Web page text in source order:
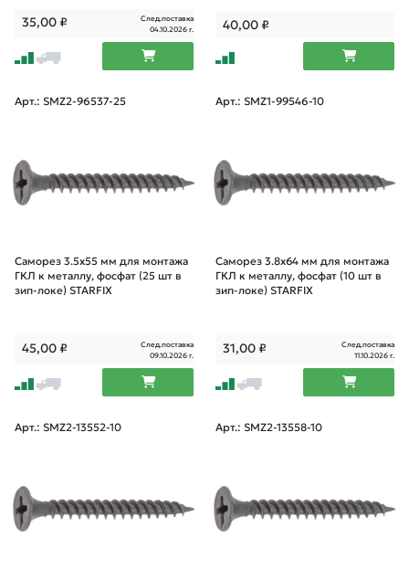
35,00₽
След.поставка
04.10.2026 г.
40,00₽
Арт.: SMZ2-96537-25
Саморез 3.5х55 мм для монтажа
ГКЛ к металлу, фосфат (25 шт в
зип-локе) STARFIX
45,00₽
След.поставка
09.10.2026 г.
Арт.: SMZ1-99546-10
Саморез 3.8х64 мм для монтажа
ГКЛ к металлу, фосфат (10 шт в
зип-локе) STARFIX
31,00₽
След.поставка
11.10.2026 г.
Арт.: SMZ2-13552-10 Арт.: SMZ2-13558-10